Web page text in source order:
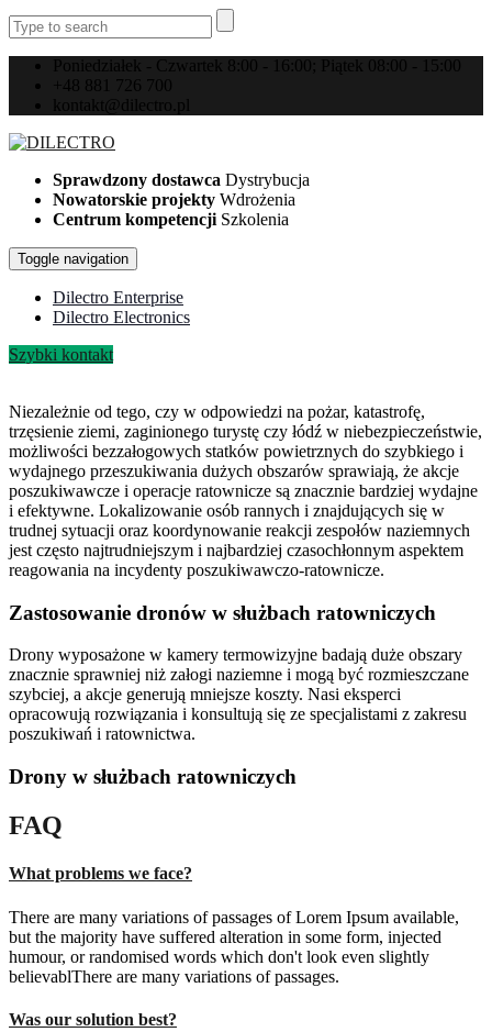
Poniedziałek - Czwartek 8:00 - 16:00; Piątek 08:00 - 15:00
+48 881 726 700
kontakt@dilectro.pl
Sprawdzony dostawca Dystrybucja
Nowatorskie projekty Wdrożenia
Centrum kompetencji Szkolenia
Toggle navigation
Dilectro Enterprise
Dilectro Electronics
Szybki kontakt
Niezależnie od tego, czy w odpowiedzi na pożar, katastrofę,
trzęsienie ziemi, zaginionego turystę czy łódź w niebezpieczeństwie,
możliwości bezzałogowych statków powietrznych do szybkiego i
wydajnego przeszukiwania dużych obszarów sprawiają, że akcje
poszukiwawcze i operacje ratownicze są znacznie bardziej wydajne
i efektywne. Lokalizowanie osób rannych i znajdujących się w
trudnej sytuacji oraz koordynowanie reakcji zespołów naziemnych
jest często najtrudniejszym i najbardziej czasochłonnym aspektem
reagowania na incydenty poszukiwawczo-ratownicze.
Zastosowanie dronów w służbach ratowniczych
Drony wyposażone w kamery termowizyjne badają duże obszary
znacznie sprawniej niż załogi naziemne i mogą być rozmieszczane
szybciej, a akcje generują mniejsze koszty. Nasi eksperci
opracowują rozwiązania i konsultują się ze specjalistami z zakresu
poszukiwań i ratownictwa.
Drony w służbach ratowniczych
FAQ
What problems we face?
There are many variations of passages of Lorem Ipsum available,
but the majority have suffered alteration in some form, injected
humour, or randomised words which don't look even slightly
believablThere are many variations of passages.
Was our solution best?